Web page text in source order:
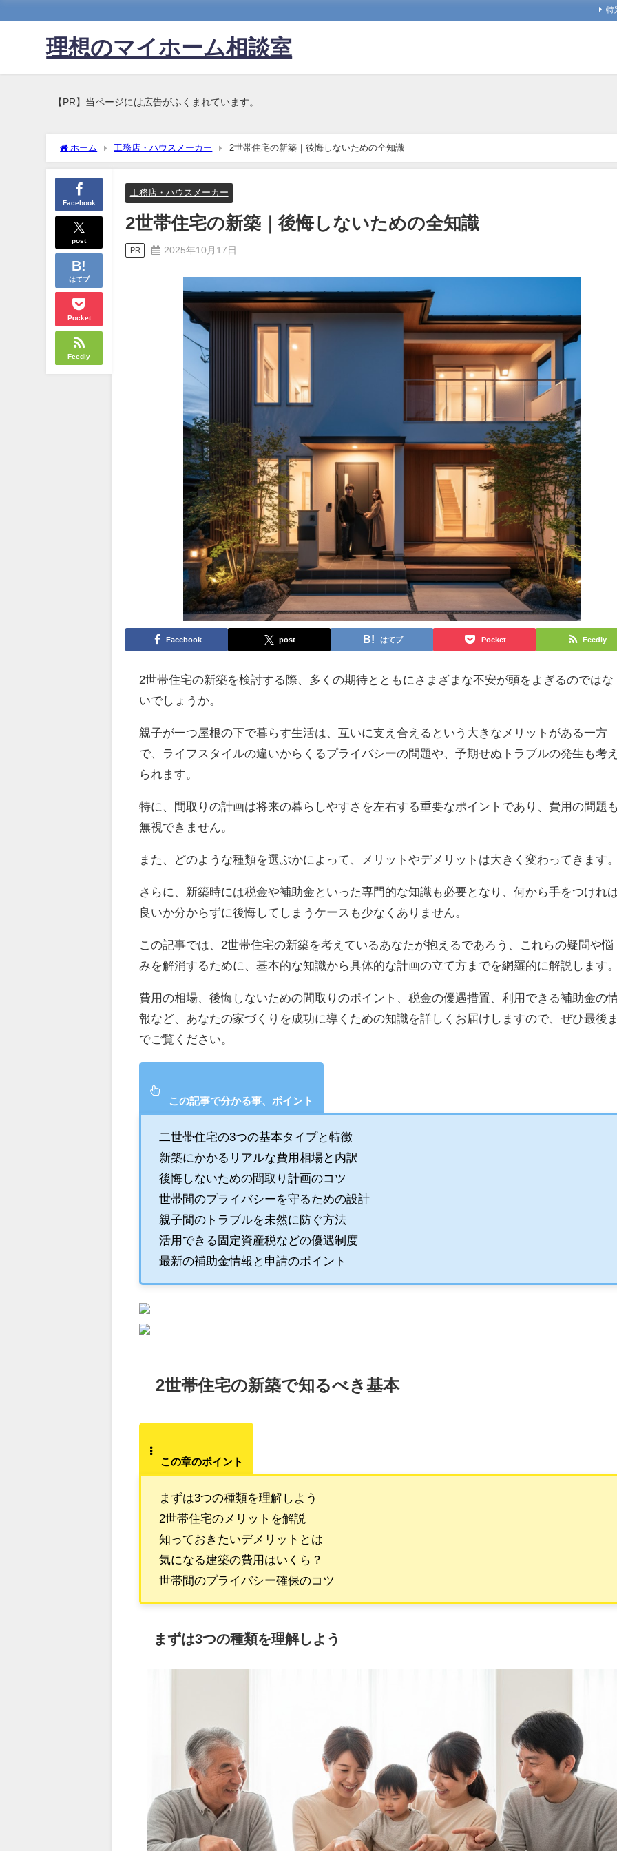
特
理想のマイホーム相談室
【PR】当ページには広告がふくまれています。
ホーム 工務店・ハウスメーカー 2世帯住宅の新築｜後悔しないための全知識
Facebook
post
はてブ
Pocket
Feedly
工務店・ハウスメーカー
2世帯住宅の新築｜後悔しないための全知識
PR 2025年10月17日
Facebook post はてブ Pocket Feedly
2世帯住宅の新築を検討する際、多くの期待とともにさまざまな不安が頭をよぎるのではな
いでしょうか。
親子が一つ屋根の下で暮らす生活は、互いに支え合えるという大きなメリットがある一方
で、ライフスタイルの違いからくるプライバシーの問題や、予期せぬトラブルの発生も考え
られます。
特に、間取りの計画は将来の暮らしやすさを左右する重要なポイントであり、費用の問題も
無視できません。
また、どのような種類を選ぶかによって、メリットやデメリットは大きく変わってきます。
さらに、新築時には税金や補助金といった専門的な知識も必要となり、何から手をつけれ
良いか分からずに後悔してしまうケースも少なくありません。
この記事では、2世帯住宅の新築を考えているあなたが抱えるであろう、これらの疑問や悩
みを解消するために、基本的な知識から具体的な計画の立て方までを網羅的に解説します。
費用の相場、後悔しないための間取りのポイント、税金の優遇措置、利用できる補助金の
報など、あなたの家づくりを成功に導くための知識を詳しくお届けしますので、ぜひ最後ま
でご覧ください。
この記事で分かる事、ポイント
二世帯住宅の3つの基本タイプと特徴
新築にかかるリアルな費用相場と内訳
後悔しないための間取り計画のコツ
世帯間のプライバシーを守るための設計
親子間のトラブルを未然に防ぐ方法
活用できる固定資産税などの優遇制度
最新の補助金情報と申請のポイント
2世帯住宅の新築で知るべき基本
この章のポイント
まずは3つの種類を理解しよう
2世帯住宅のメリットを解説
知っておきたいデメリットとは
気になる建築の費用はいくら？
世帯間のプライバシー確保のコツ
まずは3つの種類を理解しよう